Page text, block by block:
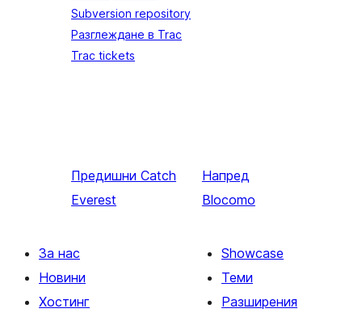
Subversion repository
Разглеждане в Trac
Trac tickets
Предишни Catch
Everest
Напред
Blocomo
За нас
Новини
Хостинг
Showcase
Теми
Разширения